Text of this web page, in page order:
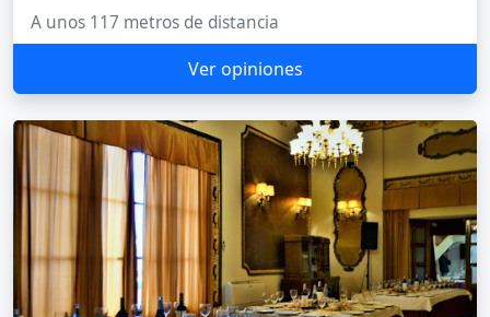
A unos 117 metros de distancia
Ver opiniones